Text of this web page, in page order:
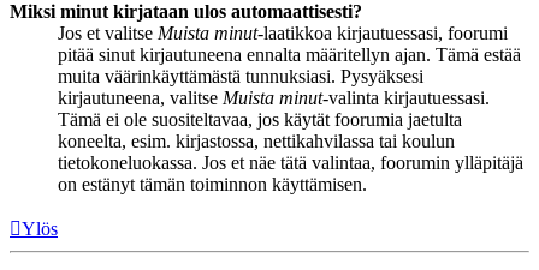
Miksi minut kirjataan ulos automaattisesti?
Jos et valitse Muista minut-laatikkoa kirjautuessasi, foorumi
pitää sinut kirjautuneena ennalta määritellyn ajan. Tämä estää
muita väärinkäyttämästä tunnuksiasi. Pysyäksesi
kirjautuneena, valitse Muista minut-valinta kirjautuessasi.
Tämä ei ole suositeltavaa, jos käytät foorumia jaetulta
koneelta, esim. kirjastossa, nettikahvilassa tai koulun
tietokoneluokassa. Jos et näe tätä valintaa, foorumin ylläpitäjä
on estänyt tämän toiminnon käyttämisen.
Ylös